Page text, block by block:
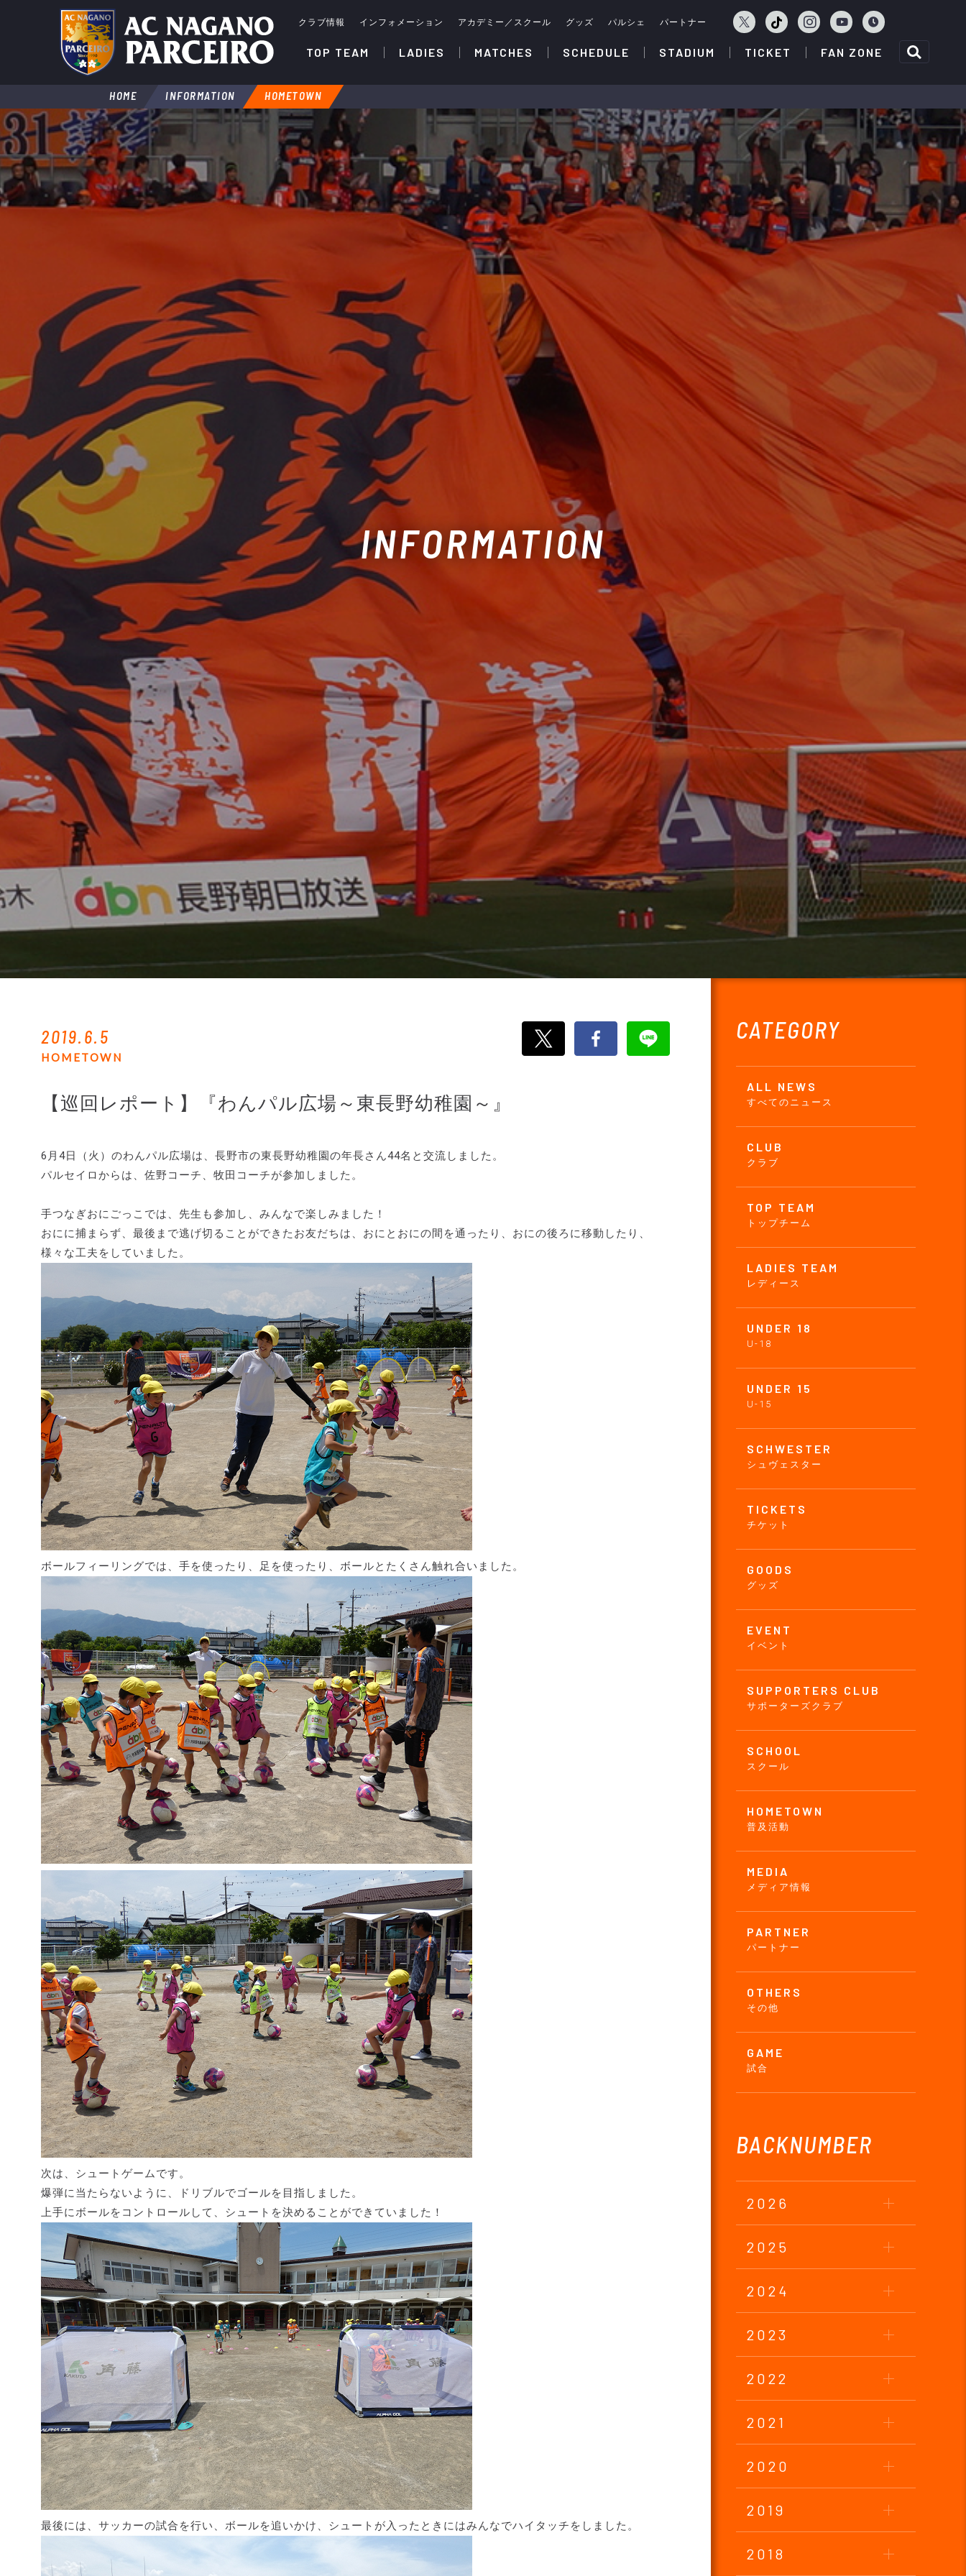
クラブ情報 インフォメーション アカデミー／スクール グッズ パルシェ パートナー
TOP TEAM LADIES MATCHES SCHEDULE STADIUM TICKET FAN ZONE
HOME INFORMATION HOMETOWN
INFORMATION
CATEGORY
ALL NEWS
すべてのニュース
CLUB
クラブ
TOP TEAM
トップチーム
LADIES TEAM
レディース
UNDER 18
U-18
UNDER 15
U-15
SCHWESTER
シュヴェスター
TICKETS
チケット
GOODS
グッズ
EVENT
イベント
SUPPORTERS CLUB
サポーターズクラブ
SCHOOL
スクール
HOMETOWN
普及活動
MEDIA
メディア情報
PARTNER
パートナー
OTHERS
その他
GAME
試合
BACKNUMBER
2026
2025
2024
2023
2022
2021
2020
2019
2018
2019.6.5
HOMETOWN
【巡回レポート】『わんパル広場～東長野幼稚園～』
6月4日（火）のわんパル広場は、長野市の東長野幼稚園の年長さん44名と交流しました。
パルセイロからは、佐野コーチ、牧田コーチが参加しました。
手つなぎおにごっこでは、先生も参加し、みんなで楽しみました！
おにに捕まらず、最後まで逃げ切ることができたお友だちは、おにとおにの間を通ったり、おにの後ろに移動したり、
様々な工夫をしていました。
ボールフィーリングでは、手を使ったり、足を使ったり、ボールとたくさん触れ合いました。
次は、シュートゲームです。
爆弾に当たらないように、ドリブルでゴールを目指しました。
上手にボールをコントロールして、シュートを決めることができていました！
最後には、サッカーの試合を行い、ボールを追いかけ、シュートが入ったときにはみんなでハイタッチをしました。